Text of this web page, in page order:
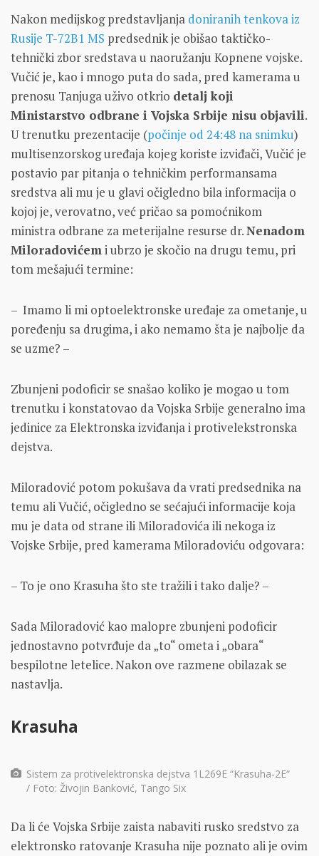
Nakon medijskog predstavljanja doniranih tenkova iz
Rusije T-72B1 MS predsednik je obišao taktičko-
tehnički zbor sredstava u naoružanju Kopnene vojske.
Vučić je, kao i mnogo puta do sada, pred kamerama u
prenosu Tanjuga uživo otkrio detalj koji
Ministarstvo odbrane i Vojska Srbije nisu objavili.
U trenutku prezentacije (počinje od 24:48 na snimku)
multisenzorskog uređaja kojeg koriste izviđači, Vučić je
postavio par pitanja o tehničkim performansama
sredstva ali mu je u glavi očigledno bila informacija o
kojoj je, verovatno, već pričao sa pomoćnikom
ministra odbrane za meterijalne resurse dr.Nenadom
Miloradovićemi ubrzo je skočio na drugu temu, pri
tom mešajući termine:
– Imamo li mi optoelektronske uređaje za ometanje, u
poređenju sa drugima, i ako nemamo šta je najbolje da
se uzme? –
Zbunjeni podoficir se snašao koliko je mogao u tom
trenutku i konstatovao da Vojska Srbije generalno ima
jedinice za Elektronska izviđanja i protivelekstronska
dejstva.
Miloradović potom pokušava da vrati predsednika na
temu ali Vučić, očigledno se sećajući informacije koja
mu je data od strane ili Miloradovića ili nekoga iz
Vojske Srbije, pred kamerama Miloradoviću odgovara:
– To je ono Krasuha što ste tražili i tako dalje? –
Sada Miloradović kao malopre zbunjeni podoficir
jednostavno potvrđuje da „to“ ometa i „obara“
bespilotne letelice. Nakon ove razmene obilazak se
nastavlja.
Krasuha
Sistem za protivelektronska dejstva 1L269E “Krasuha-2E“
/ Foto: Živojin Banković, Tango Six
Da li će Vojska Srbije zaista nabaviti rusko sredstvo za
elektronsko ratovanje Krasuha nije poznato ali je ovim